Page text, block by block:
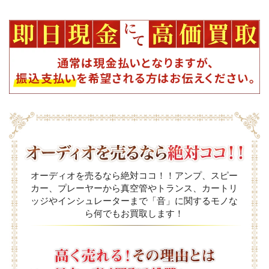
オーディオを売るなら絶対ココ！！アンプ、スピー
カー、プレーヤーから真空管やトランス、カートリ
ッジやインシュレーターまで「音」に関するモノな
ら何でもお買取します！